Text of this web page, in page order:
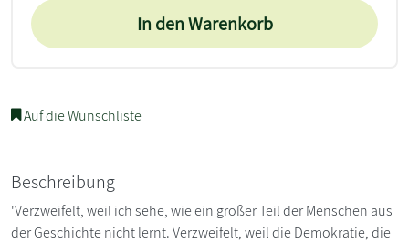
In den Warenkorb
Auf die Wunschliste
Beschreibung
'Verzweifelt, weil ich sehe, wie ein großer Teil der Menschen aus
der Geschichte nicht lernt. Verzweifelt, weil die Demokratie, die